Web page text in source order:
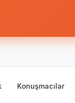
Konuşmacılar